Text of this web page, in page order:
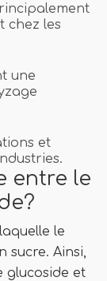
chez les
une
et
entre le
le
Ainsi,
glucoside et